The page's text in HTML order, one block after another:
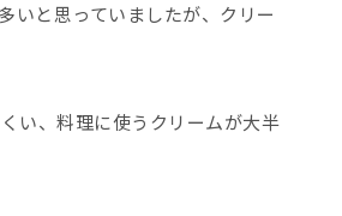
いと思っていましたが、クリー
い、料理に使うクリームが大半